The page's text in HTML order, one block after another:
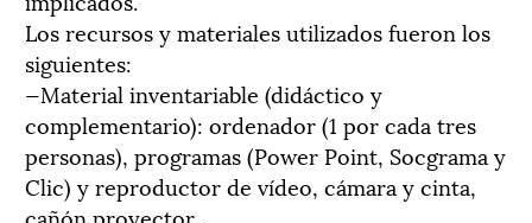
Los recursos y materiales utilizados fueron los
siguientes:
—Material inventariable (didáctico y
complementario): ordenador (1 por cada tres
personas), programas (Power Point, Socgrama y
Clic) y reproductor de vídeo, cámara y cinta,
cañón proyector…